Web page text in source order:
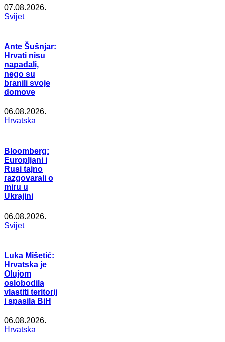
07.08.2026.
Svijet
Ante Šušnjar:
Hrvati nisu
napadali,
nego su
branili svoje
domove
06.08.2026.
Hrvatska
Bloomberg:
Europljani i
Rusi tajno
razgovarali o
miru u
Ukrajini
06.08.2026.
Svijet
Luka Mišetić:
Hrvatska je
Olujom
oslobodila
vlastiti teritorij
i spasila BiH
06.08.2026.
Hrvatska